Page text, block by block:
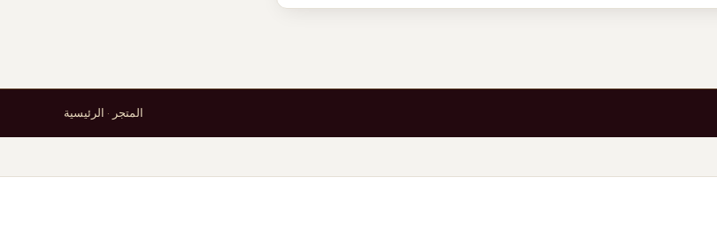
المتجر · الرئيسية